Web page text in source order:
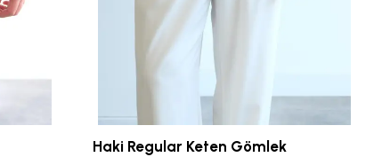
Haki Regular Keten Gömlek